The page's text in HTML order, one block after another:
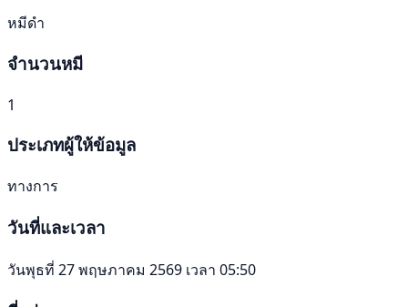
หมีดำ
จำนวนหมี
1
ประเภทผู้ให้ข้อมูล
ทางการ
วันที่และเวลา
วันพุธที่ 27 พฤษภาคม 2569 เวลา 05:50